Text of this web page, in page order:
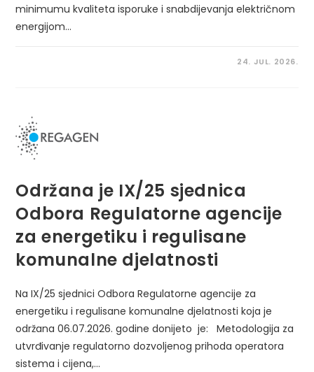
minimumu kvaliteta isporuke i snabdijevanja električnom
energijom…
24. JUL. 2026.
Održana je IX/25 sjednica
Odbora Regulatorne agencije
za energetiku i regulisane
komunalne djelatnosti
Na IX/25 sjednici Odbora Regulatorne agencije za
energetiku i regulisane komunalne djelatnosti koja je
održana 06.07.2026. godine donijeto je: Metodologija za
utvrđivanje regulatorno dozvoljenog prihoda operatora
sistema i cijena,…